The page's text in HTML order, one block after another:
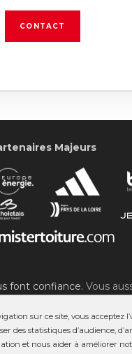
sur ce site, vous acceptez
des statistiques d’audience,
et nous aider à améliorer
CONTACT
Majeurs
font confiance. Vous